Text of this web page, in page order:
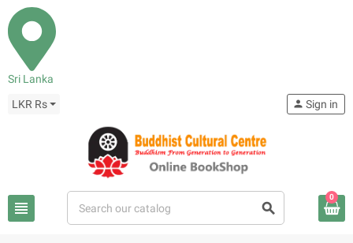
Sri Lanka
LKR Rs
view_headline search
person Sign in
0